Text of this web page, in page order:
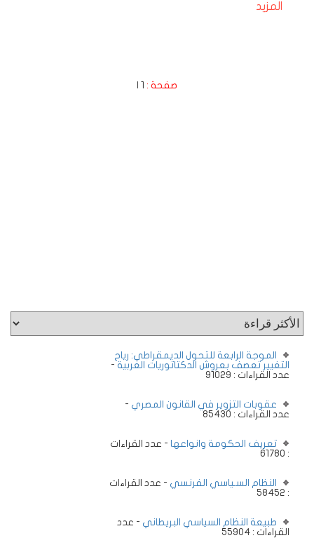
المزيد
صفحة : 1
الموجة الرابعة للتحول الديمقراطي: رياح
التغيير تعصف بعروش الدكتاتوريات العربية -
عدد القراءات : 91029
عقوبات التزوير في القانون المصري -
عدد القراءات : 85430
تعريف الحكومة وانواعها - عدد القراءات
: 61780
النظام السـياسي الفرنسي - عدد القراءات
: 58452
طبيعة النظام السياسي البريطاني - عدد
القراءات : 55904